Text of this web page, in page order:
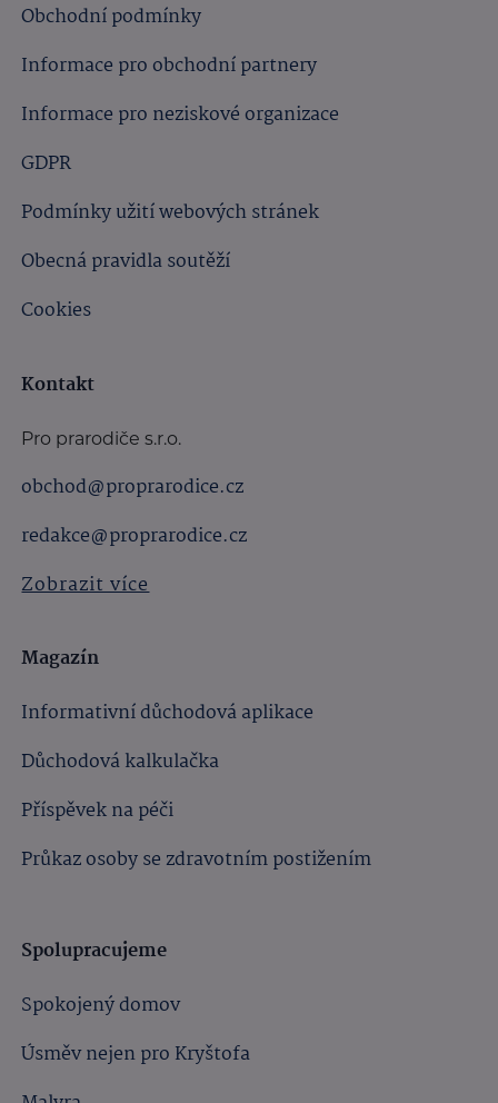
Obchodní podmínky
Informace pro obchodní partnery
Informace pro neziskové organizace
GDPR
Podmínky užití webových stránek
Obecná pravidla soutěží
Cookies
Kontakt
Pro prarodiče s.r.o.
obchod@proprarodice.cz
redakce@proprarodice.cz
Zobrazit více
Magazín
Informativní důchodová aplikace
Důchodová kalkulačka
Příspěvek na péči
Průkaz osoby se zdravotním postižením
Spolupracujeme
Spokojený domov
Úsměv nejen pro Kryštofa